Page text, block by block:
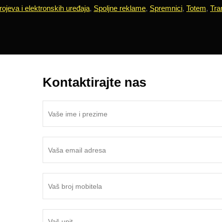
i elektronskih uređaja, Spoljne reklame, Spremnici, Totem,
Kontaktirajte nas